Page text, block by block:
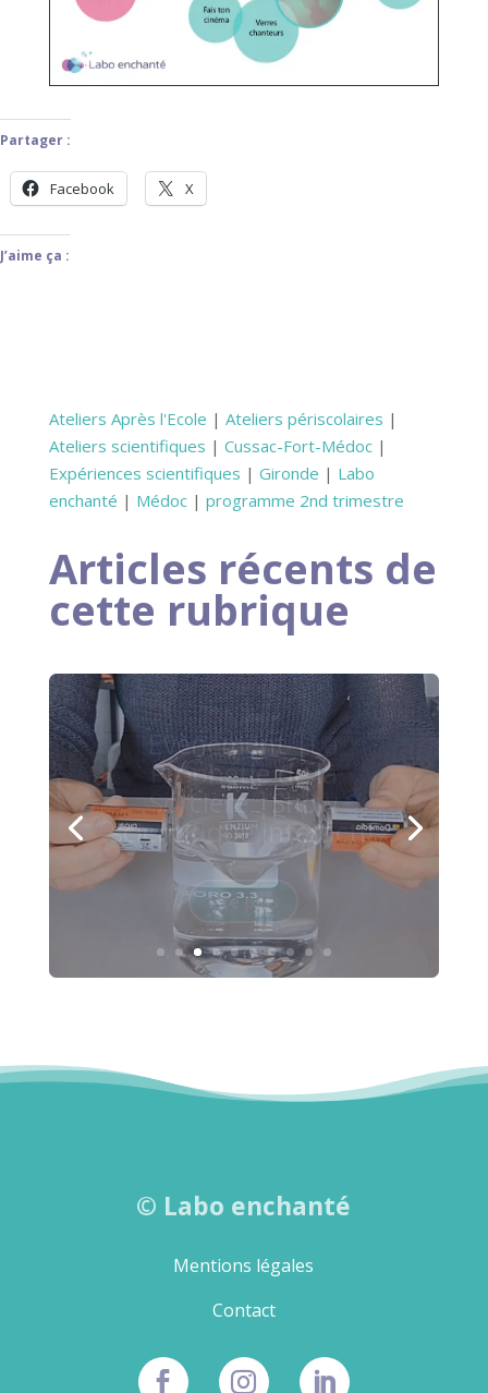
Partager :
Facebook X
J’aime ça :
Ateliers Après l'Ecole | Ateliers périscolaires |
Ateliers scientifiques | Cussac-Fort-Médoc|
Expériences scientifiques | Gironde | Labo
enchanté | Médoc| programme 2nd trimestre
Articles récents de
cette rubrique
© Labo enchanté
Mentions légales
Contact